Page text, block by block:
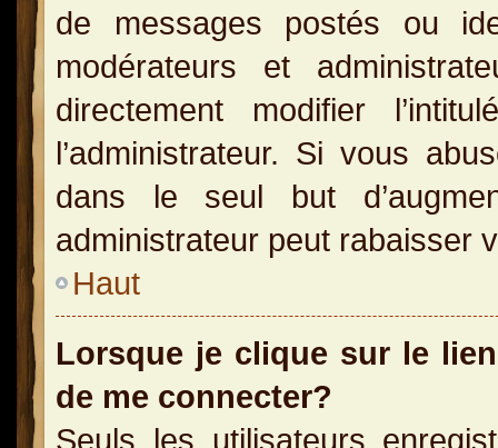
de messages postés ou
modérateurs et
directement modifier
l’administrateur. Si vous
dans le seul but
administrateur peut rabaisser
Haut
Lorsque je clique sur le
de me connecter?
Seuls les utilisateurs